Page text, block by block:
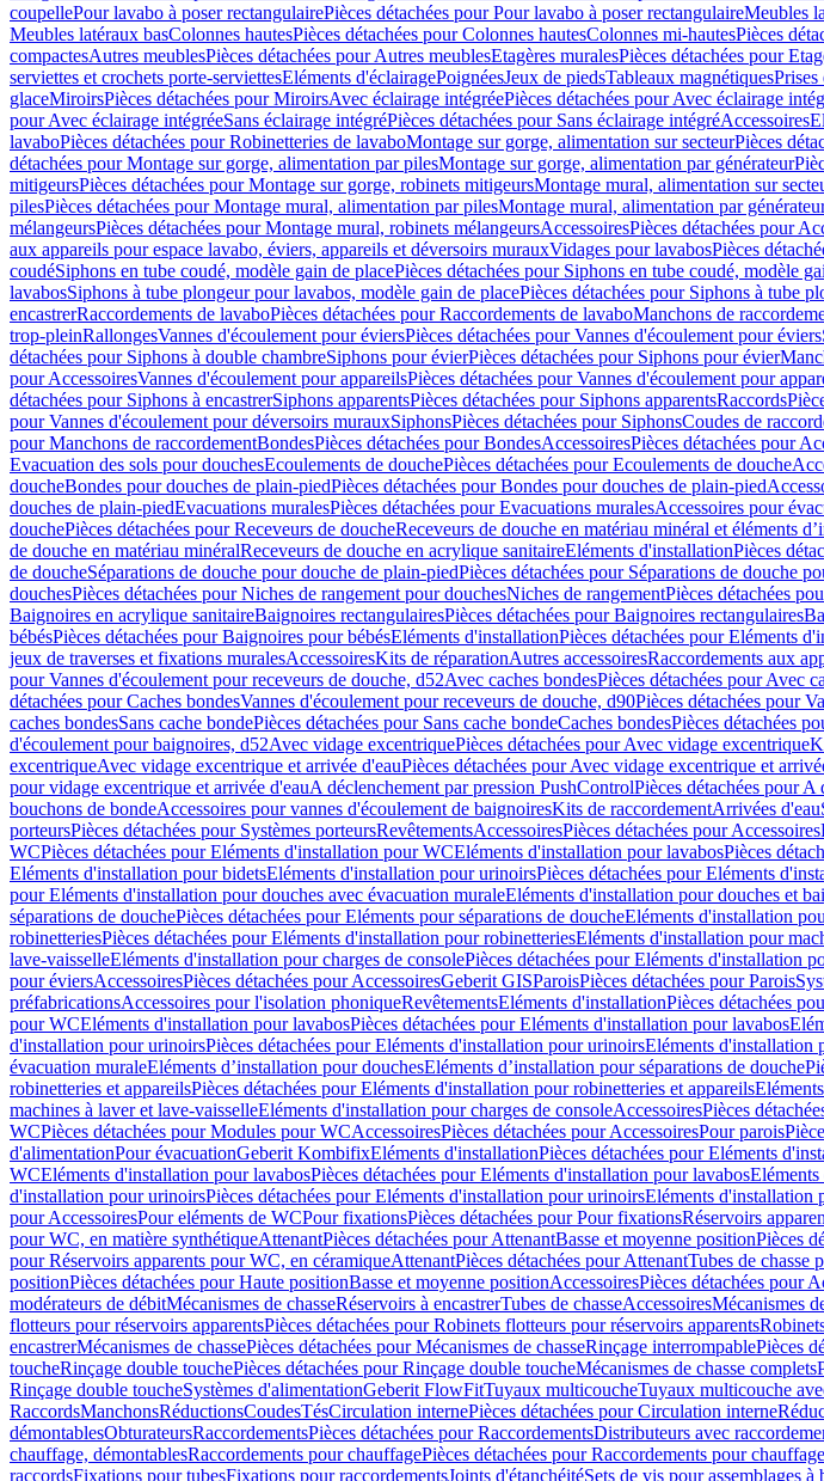
coupellePour lavabo à poser rectangulairePièces détachées pour Pour lavabo à poser rectangulaireMeubles
Meubles latéraux basColonnes hautesPièces détachées pour Colonnes hautesColonnes mi-hautesPièces
compactesAutres meublesPièces détachées pour Autres meublesEtagères muralesPièces détachées pour
serviettes et crochets porte-serviettesEléments d'éclairagePoignéesJeux de piedsTableaux magnétiquesPrises
glaceMiroirsPièces détachées pour MiroirsAvec éclairage intégréePièces détachées pour Avec éclairage
pour Avec éclairage intégréeSans éclairage intégréPièces détachées pour Sans éclairage intégréAccessoires
lavaboPièces détachées pour Robinetteries de lavaboMontage sur gorge, alimentation sur secteurPièces
détachées pour Montage sur gorge, alimentation par pilesMontage sur gorge, alimentation par générateur
mitigeursPièces détachées pour Montage sur gorge, robinets mitigeursMontage mural, alimentation sur
pilesPièces détachées pour Montage mural, alimentation par pilesMontage mural, alimentation par
mélangeursPièces détachées pour Montage mural, robinets mélangeursAccessoiresPièces détachées pour
aux appareils pour espace lavabo, éviers, appareils et déversoirs murauxVidages pour lavabosPièces
coudéSiphons en tube coudé, modèle gain de placePièces détachées pour Siphons en tube coudé, modèle
lavabosSiphons à tube plongeur pour lavabos, modèle gain de placePièces détachées pour Siphons à tube
encastrerRaccordements de lavaboPièces détachées pour Raccordements de lavaboManchons de
trop-pleinRallongesVannes d'écoulement pour éviersPièces détachées pour Vannes d'écoulement pour éviers
détachées pour Siphons à double chambreSiphons pour évierPièces détachées pour Siphons pour évier
pour AccessoiresVannes d'écoulement pour appareilsPièces détachées pour Vannes d'écoulement pour
détachées pour Siphons à encastrerSiphons apparentsPièces détachées pour Siphons apparentsRaccords
pour Vannes d'écoulement pour déversoirs murauxSiphonsPièces détachées pour SiphonsCoudes de
pour Manchons de raccordementBondesPièces détachées pour BondesAccessoiresPièces détachées pour
Evacuation des sols pour douchesEcoulements de douchePièces détachées pour Ecoulements de douche
doucheBondes pour douches de plain-piedPièces détachées pour Bondes pour douches de plain-pied
douches de plain-piedEvacuations muralesPièces détachées pour Evacuations muralesAccessoires pour
douchePièces détachées pour Receveurs de doucheReceveurs de douche en matériau minéral et éléments
de douche en matériau minéralReceveurs de douche en acrylique sanitaireEléments d'installationPièces
de doucheSéparations de douche pour douche de plain-piedPièces détachées pour Séparations de douche
douchesPièces détachées pour Niches de rangement pour douchesNiches de rangementPièces détachées
Baignoires en acrylique sanitaireBaignoires rectangulairesPièces détachées pour Baignoires rectangulaires
bébésPièces détachées pour Baignoires pour bébésEléments d'installationPièces détachées pour Eléments
jeux de traverses et fixations muralesAccessoiresKits de réparationAutres accessoiresRaccordements aux
pour Vannes d'écoulement pour receveurs de douche, d52Avec caches bondesPièces détachées pour Avec
détachées pour Caches bondesVannes d'écoulement pour receveurs de douche, d90Pièces détachées pour
caches bondesSans cache bondePièces détachées pour Sans cache bondeCaches bondesPièces détachées
d'écoulement pour baignoires, d52Avec vidage excentriquePièces détachées pour Avec vidage excentrique
excentriqueAvec vidage excentrique et arrivée d'eauPièces détachées pour Avec vidage excentrique et
pour vidage excentrique et arrivée d'eauA déclenchement par pression PushControlPièces détachées pour
bouchons de bondeAccessoires pour vannes d'écoulement de baignoiresKits de raccordementArrivées d'eau
porteursPièces détachées pour Systèmes porteursRevêtementsAccessoiresPièces détachées pour Accessoires
WCPièces détachées pour Eléments d'installation pour WCEléments d'installation pour lavabosPièces
Eléments d'installation pour bidetsEléments d'installation pour urinoirsPièces détachées pour Eléments
pour Eléments d'installation pour douches avec évacuation muraleEléments d'installation pour douches et
séparations de douchePièces détachées pour Eléments pour séparations de doucheEléments d'installation
robinetteriesPièces détachées pour Eléments d'installation pour robinetteriesEléments d'installation pour
lave-vaisselleEléments d'installation pour charges de consolePièces détachées pour Eléments d'installation
pour éviersAccessoiresPièces détachées pour AccessoiresGeberit GISParoisPièces détachées pour Parois
préfabricationsAccessoires pour l'isolation phoniqueRevêtementsEléments d'installationPièces détachées
pour WCEléments d'installation pour lavabosPièces détachées pour Eléments d'installation pour lavabos
d'installation pour urinoirsPièces détachées pour Eléments d'installation pour urinoirsEléments d'installation
évacuation muraleEléments d’installation pour douchesEléments d’installation pour séparations de douche
robinetteries et appareilsPièces détachées pour Eléments d'installation pour robinetteries et appareils
machines à laver et lave-vaisselleEléments d'installation pour charges de consoleAccessoiresPièces
WCPièces détachées pour Modules pour WCAccessoiresPièces détachées pour AccessoiresPour parois
d'alimentationPour évacuationGeberit KombifixEléments d'installationPièces détachées pour Eléments
WCEléments d'installation pour lavabosPièces détachées pour Eléments d'installation pour lavabos
d'installation pour urinoirsPièces détachées pour Eléments d'installation pour urinoirsEléments d'installation
pour AccessoiresPour eléments de WCPour fixationsPièces détachées pour Pour fixationsRéservoirs
pour WC, en matière synthétiqueAttenantPièces détachées pour AttenantBasse et moyenne positionPièces
pour Réservoirs apparents pour WC, en céramiqueAttenantPièces détachées pour AttenantTubes de chasse
positionPièces détachées pour Haute positionBasse et moyenne positionAccessoiresPièces détachées pour
modérateurs de débitMécanismes de chasseRéservoirs à encastrerTubes de chasseAccessoiresMécanismes
flotteurs pour réservoirs apparentsPièces détachées pour Robinets flotteurs pour réservoirs apparents
encastrerMécanismes de chassePièces détachées pour Mécanismes de chasseRinçage interrompablePièces
toucheRinçage double touchePièces détachées pour Rinçage double toucheMécanismes de chasse complets
Rinçage double toucheSystèmes d'alimentationGeberit FlowFitTuyaux multicoucheTuyaux multicouche
RaccordsManchonsRéductionsCoudesTésCirculation internePièces détachées pour Circulation interne
démontablesObturateursRaccordementsPièces détachées pour RaccordementsDistributeurs avec
chauffage, démontablesRaccordements pour chauffagePièces détachées pour Raccordements pour chauffage
raccordsFixations pour tubesFixations pour raccordementsJoints d'étanchéitéSets de vis pour assemblages à